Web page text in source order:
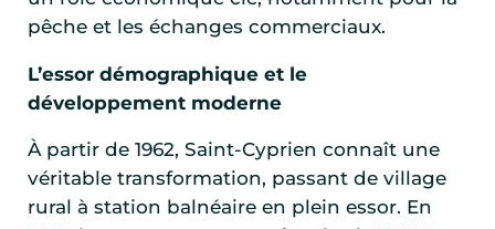
pêche et les échanges commerciaux.
L’essor démographique et le
développement moderne
À partir de 1962, Saint-Cyprien connaît une
véritable transformation, passant de village
rural à station balnéaire en plein essor. En